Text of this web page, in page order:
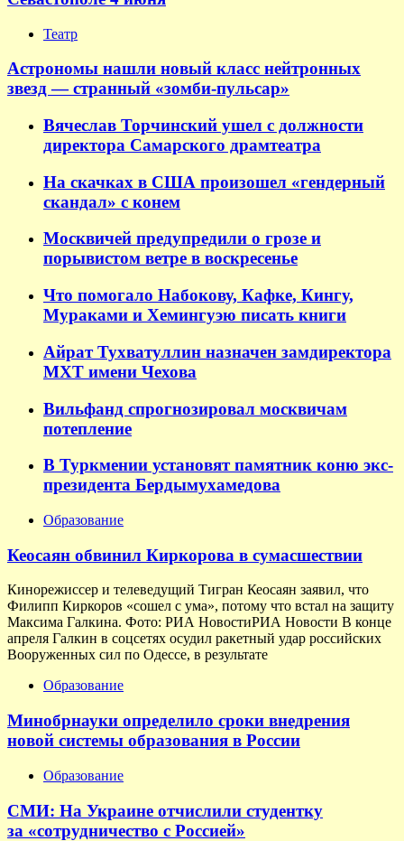
Театр
Астрономы нашли новый класс нейтронных
звезд — странный «зомби-пульсар»
Вячеслав Торчинский ушел с должности
директора Самарского драмтеатра
На скачках в США произошел «гендерный
скандал» с конем
Москвичей предупредили о грозе и
порывистом ветре в воскресенье
Что помогало Набокову, Кафке, Кингу,
Мураками и Хемингуэю писать книги
Айрат Тухватуллин назначен замдиректора
МХТ имени Чехова
Вильфанд спрогнозировал москвичам
потепление
В Туркмении установят памятник коню экс-
президента Бердымухамедова
Образование
Кеосаян обвинил Киркорова в сумасшествии
Кинорежиссер и телеведущий Тигран Кеосаян заявил, что
Филипп Киркоров «сошел с ума», потому что встал на защиту
Максима Галкина. Фото: РИА НовостиРИА Новости В конце
апреля Галкин в соцсетях осудил ракетный удар российских
Вооруженных сил по Одессе, в результате
Образование
Минобрнауки определило сроки внедрения
новой системы образования в России
Образование
СМИ: На Украине отчислили студентку
за «сотрудничество с Россией»